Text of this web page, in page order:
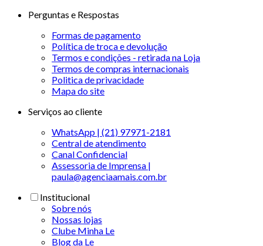
Perguntas e Respostas
Formas de pagamento
Política de troca e devolução
Termos e condições - retirada na Loja
Termos de compras internacionais
Politica de privacidade
Mapa do site
Serviços ao cliente
WhatsApp | (21) 97971-2181
Central de atendimento
Canal Confidencial
Assessoria de Imprensa |
paula@agenciaamais.com.br
Institucional
Sobre nós
Nossas lojas
Clube Minha Le
Blog da Le